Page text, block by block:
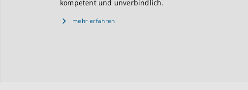
kompetent und unverbindlich.
mehr erfahren